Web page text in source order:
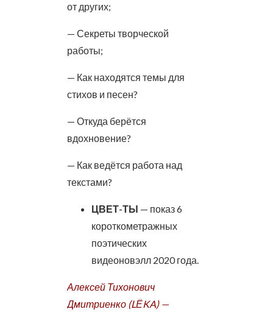
от других;
— Секреты творческой
работы;
— Как находятся темы для
стихов и песен?
— Откуда берётся
вдохновение?
— Как ведётся работа над
текстами?
ЦВЕТ-ТЫ — показ 6
короткометражных
поэтических
видеоновэлл 2020 года.
Алексей Тихонович
Дмитриенко (LЁKA) —